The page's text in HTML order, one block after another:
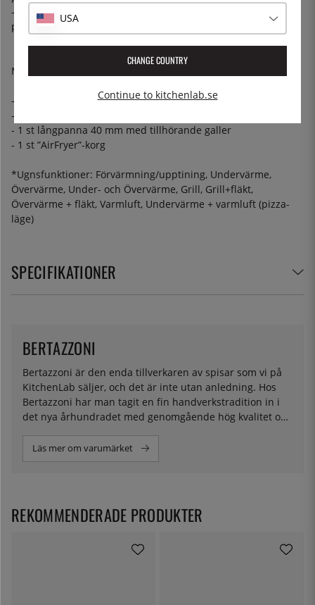
- Höger bak, Bridge-zon: 190*190 mm, 2,0 kW, (max. effekt
powerBoost 2,8 kW)
Medföljande tillbehör
- 2 st galler
- 1 st teleskopskena + tillhörande handtag
- 1 st långpanna 40 mm med tillhörande galler
- 1 st ”AirFryer”-korg
*Ugnsfunktioner: Förvärmning/upptining, Undervärme,
Övervärme, Under- och Övervärme, Grill, Grill+fläkt,
Övervärme + fläkt, Varmluft, Undervärme + varmluft (pizza-
läge)
SPECIFIKATIONER
Bertazzoni är den enda tillverkaren av spisar som vi på
KitchenLab säljer, och det är inte utan anledning. Hos
Bertazzoni har man tagit en fin handverkstradition in i
det nya århundradet med genomgående hög kvalitet och
av 1800-talet har mycket hänt när det kommer till
spisar, och Bertazzoni har på ett snyggt sätt kombinerat
med både gas och induktion i flera färger och modeller
BERTAZZONI
Läs mer om varumärket
REKOMMENDERADE PRODUKTER
USA
CHANGE COUNTRY
Continue to kitchenlab.se